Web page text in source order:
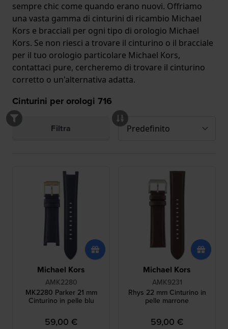
sempre chic come quando erano nuovi. Offriamo
una vasta gamma di cinturini di ricambio Michael
Kors e bracciali per ogni tipo di orologio Michael
Kors. Se non riesci a trovare il cinturino o il bracciale
per il tuo orologio particolare Michael Kors,
contattaci pure, cercheremo di trovare il cinturino
corretto o un'alternativa adatta.
Cinturini per orologi 716
Filtra
Michael Kors
AMK2280
MK2280 Parker 21 mm
Cinturino in pelle blu
59,00 €
Michael Kors
AMK9231
Rhys 22 mm Cinturino in
pelle marrone
59,00 €